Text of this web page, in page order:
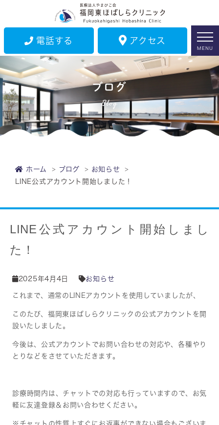
電話する アクセス
MENU
ブログ
Blog
ホーム ブログ
お知らせ
LINE公式アカウント開始しました！
LINE公式アカウント開始しまし
た！
2025年4月4日 お知らせ
これまで、通常のLINEアカウントを使用していましたが、
このたび、福岡東ほばしらクリニックの公式アカウントを開
設いたしました。
今後は、公式アカウントでお問い合わせの対応や、各種やり
とりなどをさせていただきます。
診療時間内は、チャットでの対応も行っていますので、お気
軽に友達登録＆お問い合わせください。
※チャットの性質上すぐにお返事ができない場合もございま